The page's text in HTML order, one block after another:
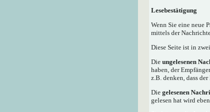
Lesebestätigung
Wenn Sie eine neue
mittels der
Diese Seite ist in
Die ungelesenen
haben, der
z.B. denken, dass
Die gelesenen
gelesen hat wird